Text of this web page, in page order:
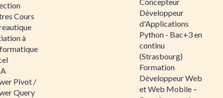
Cours
à
Pivot /
Query
Développeur
d'Applications
Python - Bac+3 en
continu
(Strasbourg)
Formation
Développeur Web
et Web Mobile –